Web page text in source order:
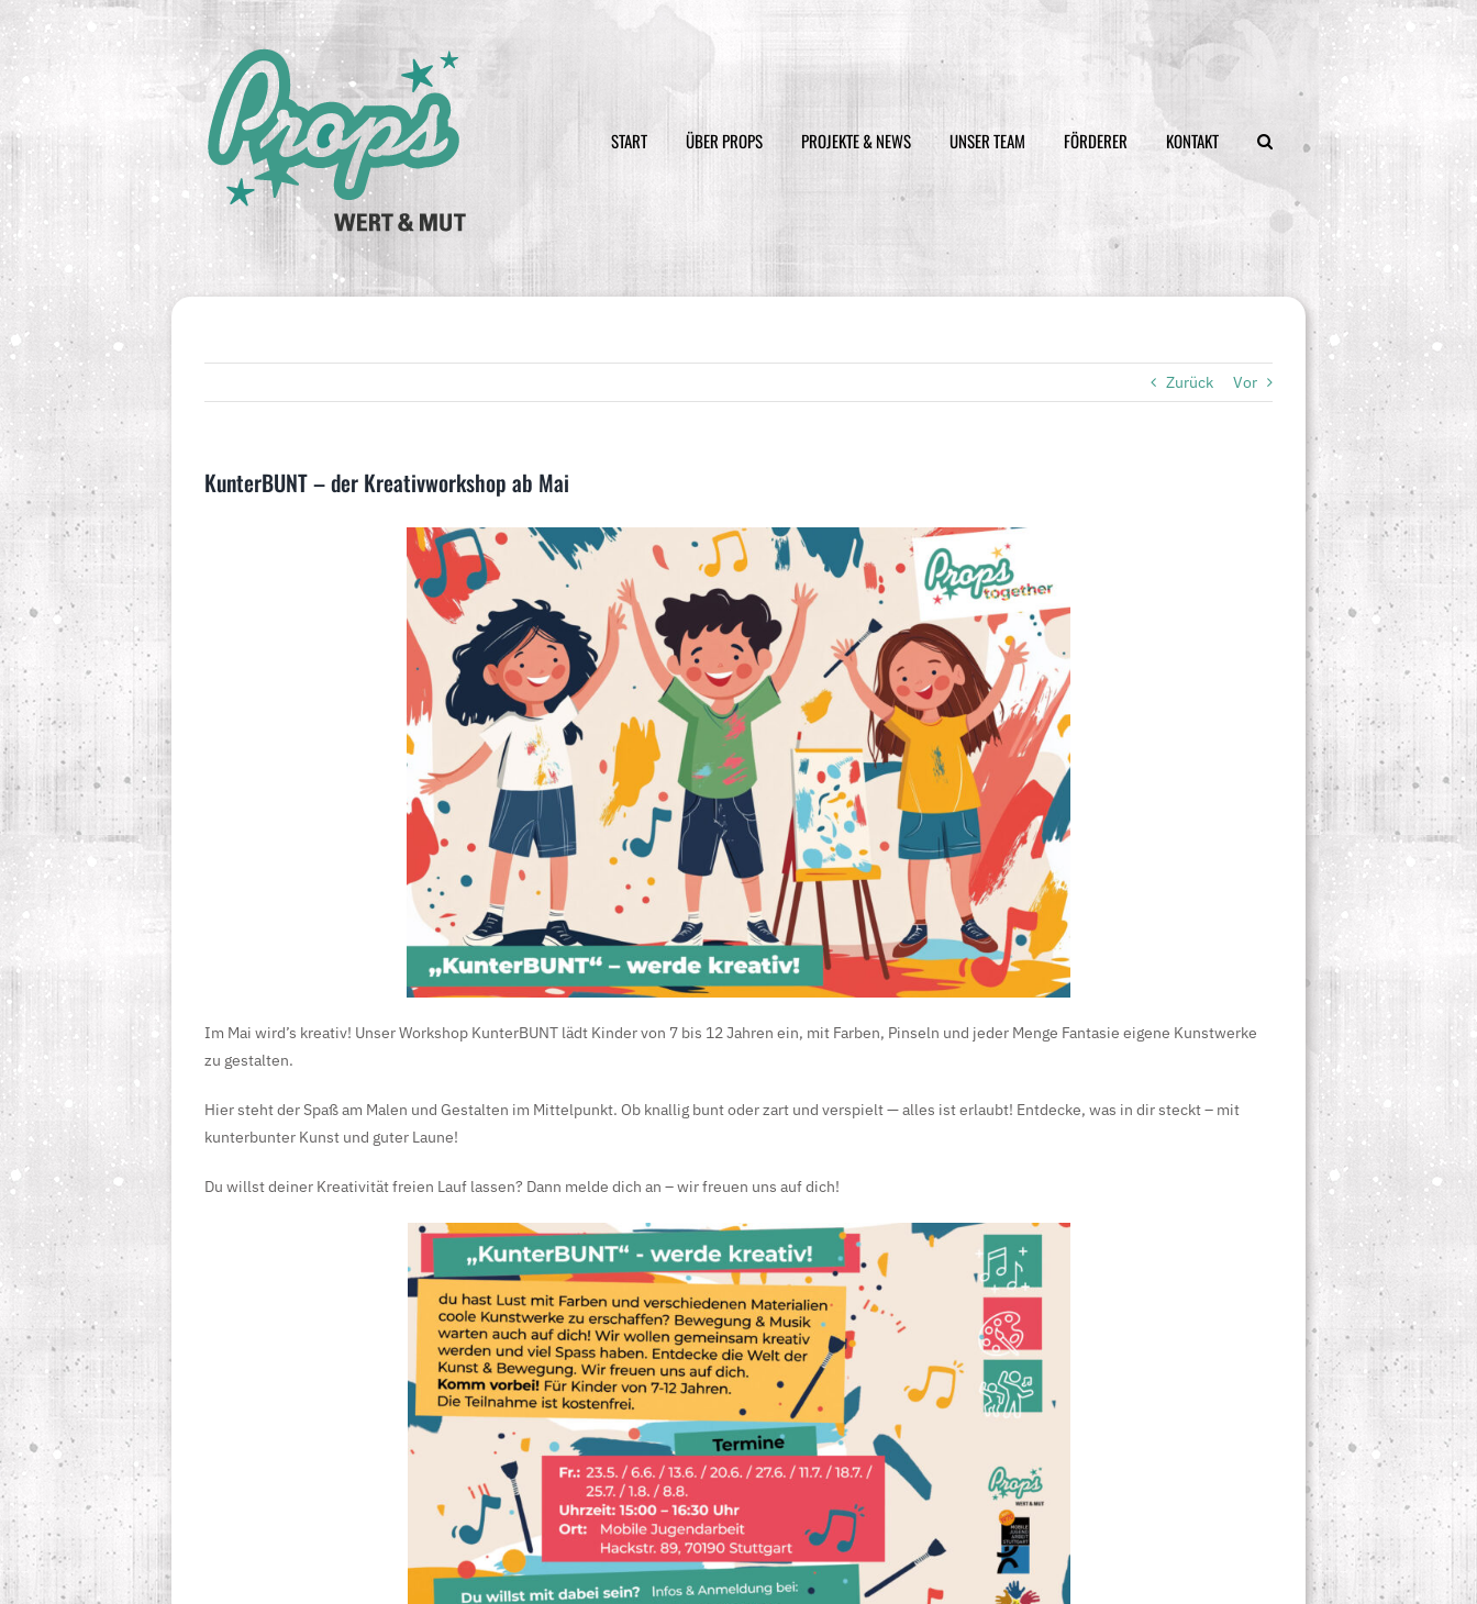
Inhalt
springen
START ÜBER PROPS PROJEKTE & NEWS UNSER TEAM FÖRDERER KONTAKT
Zurück Vor
KunterBUNT – der Kreativworkshop ab Mai
Im Mai wird’s kreativ! Unser Workshop KunterBUNT lädt Kinder von 7 bis 12 Jahren ein, mit Farben, Pinseln und jeder Menge Fantasie eigene Kunstwerke
zu gestalten.
Hier steht der Spaß am Malen und Gestalten im Mittelpunkt. Ob knallig bunt oder zart und verspielt — alles ist erlaubt! Entdecke, was in dir steckt – mit
kunterbunter Kunst und guter Laune!
Du willst deiner Kreativität freien Lauf lassen? Dann melde dich an – wir freuen uns auf dich!